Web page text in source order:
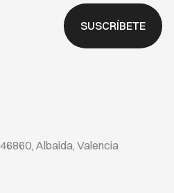
SUSCRÍBETE
Albaida, Valencia